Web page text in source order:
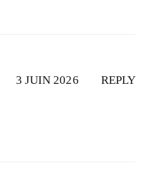
REPLY
3 JUIN 2026